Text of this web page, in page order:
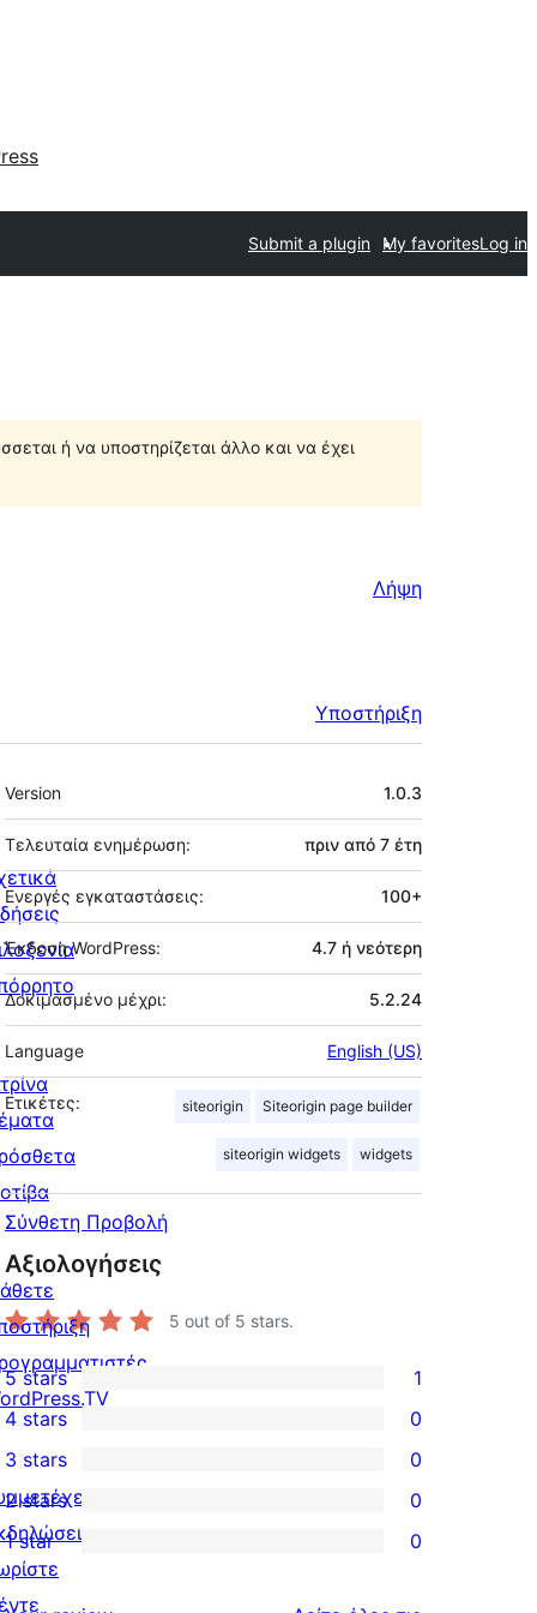
Submit a plugin My favoritesLog in
ή να υποστηρίζεται άλλο και να έχει
Λήψη
Υποστήριξη
Μεταστοιχεία
Version 1.0.3
Τελευταία ενημέρωση: πριν από 7 έτη
Ενεργές εγκαταστάσεις: 100+
Έκδοση WordPress: 4.7 ή νεότερη
Δοκιμασμένο μέχρι: 5.2.24
Language English (US)
Ετικέτες: siteorigin Siteorigin page builder
siteorigin widgets widgets
Σύνθετη Προβολή
Αξιολογήσεις
5 out of 5 stars.
1
5-
star
review
5 stars 1
4-
star
reviews
4 stars 0
0
3-
star
reviews
3 stars 0
0
2-
star
2 stars 0
1-
1 star 0